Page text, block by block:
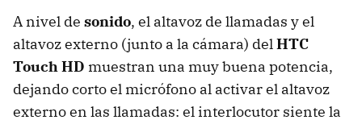
A nivel de sonido, el altavoz de llamadas y el
altavoz externo (junto a la cámara) delHTC
Touch HD muestran una muy buena potencia,
dejando corto el micrófono al activar el altavoz
externo en las llamadas: el interlocutor siente la